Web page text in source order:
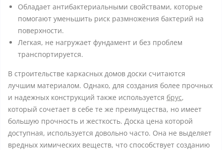
Обладает антибактериальными свойствами, которые
помогают уменьшить риск размножения бактерий на
поверхности.
Легкая, не нагружает фундамент и без проблем
транспортируется.
В строительстве каркасных домов доски считаются
лучшим материалом. Однако, для создания более прочных
и надежных конструкций также используется брус,
который сочетает в себе те же преимущества, но имеет
большую прочность и жесткость. Доска цена которой
доступная, используется довольно часто. Она не выделяет
вредных химических веществ, что способствует созданию